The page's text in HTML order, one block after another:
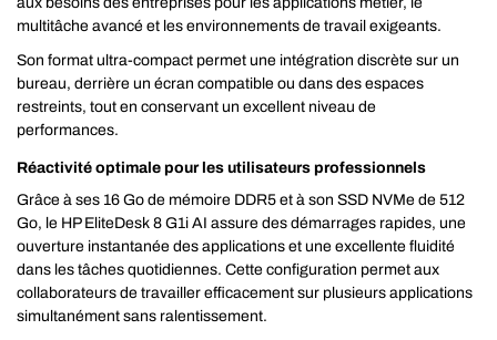
multitâche avancé et les environnements de travail exigeants.
Son format ultra-compact permet une intégration discrète sur un
bureau, derrière un écran compatible ou dans des espaces
restreints, tout en conservant un excellent niveau de
performances.
Réactivité optimale pour les utilisateurs professionnels
Grâce à ses 16 Go de mémoire DDR5 et à son SSD NVMe de 512
Go, le HP EliteDesk 8 G1i AI assure des démarrages rapides, une
ouverture instantanée des applications et une excellente fluidité
dans les tâches quotidiennes. Cette configuration permet aux
collaborateurs de travailler efficacement sur plusieurs applications
simultanément sans ralentissement.